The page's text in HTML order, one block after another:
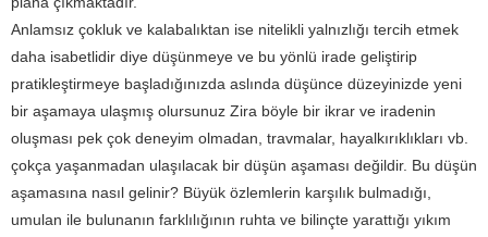
Anlamsız çokluk ve kalabalıktan ise nitelikli yalnızlığı tercih etmek
daha isabetlidir diye düşünmeye ve bu yönlü irade geliştirip
pratikleştirmeye başladığınızda aslında düşünce düzeyinizde yeni
bir aşamaya ulaşmış olursunuz Zira böyle bir ikrar ve iradenin
oluşması pek çok deneyim olmadan, travmalar, hayalkırıklıkları vb.
çokça yaşanmadan ulaşılacak bir düşün aşaması değildir. Bu düşün
aşamasına nasıl gelinir? Büyük özlemlerin karşılık bulmadığı,
umulan ile bulunanın farklılığının ruhta ve bilinçte yarattığı yıkım